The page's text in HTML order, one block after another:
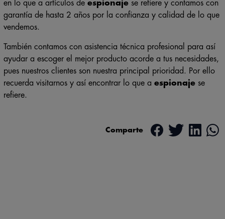
garantía de hasta 2 años por la confianza y calidad de lo que
vendemos.
ayudar a escoger el mejor producto acorde a tus necesidades,
pues nuestros clientes son nuestra principal prioridad. Por ello
recuerda visitarnos y así encontrar lo que aespionajese
refiere.